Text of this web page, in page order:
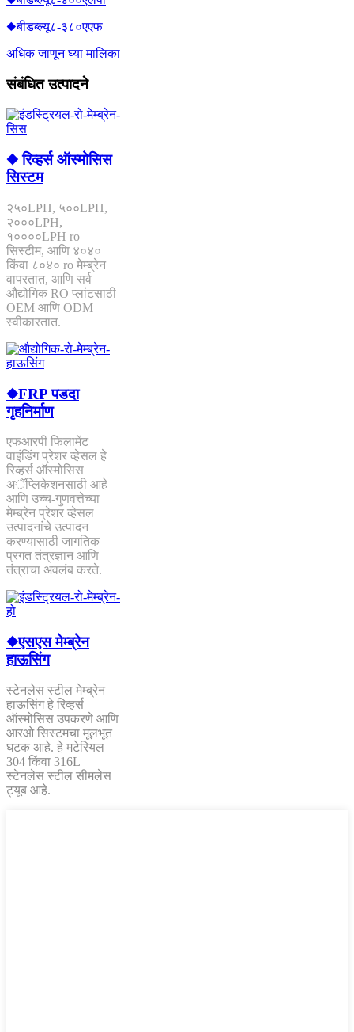
◆बीडब्ल्यू८-३८०एएफ
अधिक जाणून घ्या मालिका
संबंधित उत्पादने
◆ रिव्हर्स ऑस्मोसिस
सिस्टम
२५०LPH, ५००LPH,
२०००LPH,
१००००LPH ro
सिस्टीम, आणि ४०४०
किंवा ८०४० ro मेम्ब्रेन
वापरतात, आणि सर्व
औद्योगिक RO प्लांटसाठी
OEM आणि ODM
स्वीकारतात.
◆FRP पडदा
गृहनिर्माण
एफआरपी फिलामेंट
वाइंडिंग प्रेशर व्हेसल हे
रिव्हर्स ऑस्मोसिस
अॅप्लिकेशनसाठी आहे
आणि उच्च-गुणवत्तेच्या
मेम्ब्रेन प्रेशर व्हेसल
उत्पादनांचे उत्पादन
करण्यासाठी जागतिक
प्रगत तंत्रज्ञान आणि
तंत्राचा अवलंब करते.
◆एसएस मेम्ब्रेन
हाऊसिंग
स्टेनलेस स्टील मेम्ब्रेन
हाऊसिंग हे रिव्हर्स
ऑस्मोसिस उपकरणे आणि
आरओ सिस्टमचा मूलभूत
घटक आहे. हे मटेरियल
304 किंवा 316L
स्टेनलेस स्टील सीमलेस
ट्यूब आहे.